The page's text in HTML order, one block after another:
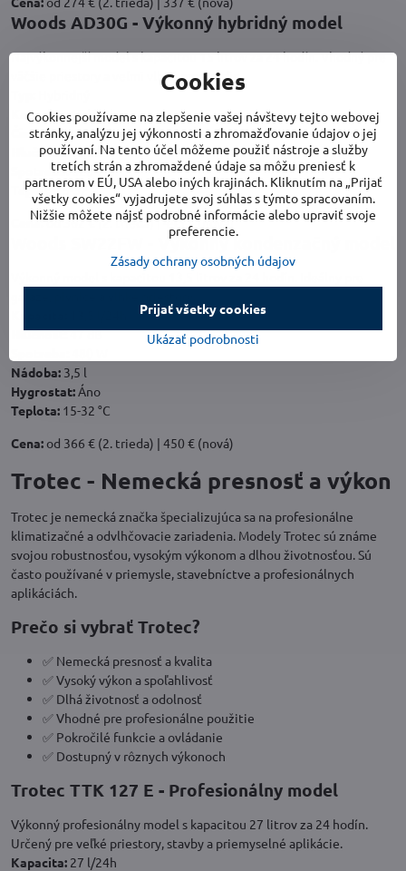
Woods AD30G - Výkonný hybridný model
Najvýkonnejší model s kapacitou 15 litrov za 24 hodín. Vhodný pre
väčšie priestory a veľmi vlhké prostredie.
Kapacita:15 l/24h
Čistenie:HEPA filter
Hlučnosť:48 dB
Spotreba:620 W
Teplota:5-32 °C
Cena:od 362 € (2. trieda) | 445 € (nová)
Woods SW22FW - Výkonný kondenzačný model
Hlučnosť:47 dB
Nádoba: 3,5 l
Hygrostat:Áno
Teplota: 15-32 °C
Cena:od 366 € (2. trieda) | 450 € (nová)
Trotec - Nemecká presnosť a výkon
Trotec je nemecká značka špecializujúca sa na profesionálne
klimatizačné a odvlhčovacie zariadenia. Modely Trotec sú známe
svojou robustnosťou, vysokým výkonom a dlhou životnosťou. Sú
často používané v priemysle, stavebníctve a profesionálnych
aplikáciách.
Prečo si vybrať Trotec?
✅ Nemecká presnosť a kvalita
✅ Vysoký výkon a spoľahlivosť
✅ Dlhá životnosť a odolnosť
✅ Vhodné pre profesionálne použitie
✅ Pokročilé funkcie a ovládanie
✅ Dostupný v rôznych výkonoch
Trotec TTK 127 E - Profesionálny model
Výkonný profesionálny model s kapacitou 27 litrov za 24 hodín.
Určený pre veľké priestory, stavby a priemyselné aplikácie.
Kapacita: 27 l/24h
Cookies
Cookies používame na zlepšenie vašej návštevy tejto webovej
stránky, analýzu jej výkonnosti a zhromažďovanie údajov o jej
používaní. Na tento účel môžeme použiť nástroje a služby
tretích strán a zhromaždené údaje sa môžu preniesť k
partnerom v EÚ, USA alebo iných krajinách. Kliknutím na „Prijať
všetky cookies“ vyjadrujete svoj súhlas s týmto spracovaním.
Nižšie môžete nájsť podrobné informácie alebo upraviť svoje
preferencie.
Zásady ochrany osobných údajov
Ukázať podrobnosti
Prijať všetky cookies